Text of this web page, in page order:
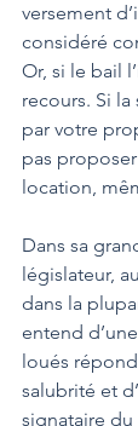
versement
considéré
Or, si le bail
recours. Si
par votre
pas
location,
Dans sa
législateur,
dans la
entend
loués
salubrité et
signataire du